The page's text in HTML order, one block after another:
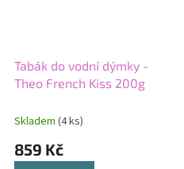
Tabák do vodní dýmky -
Theo French Kiss 200g
Skladem (4 ks)
859 Kč